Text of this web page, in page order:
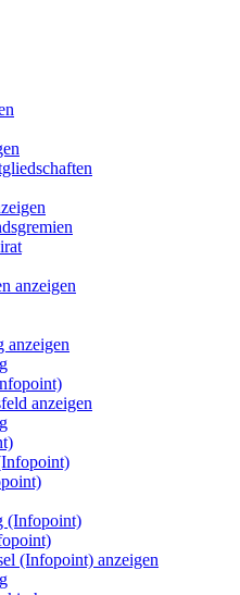
anzeigen
anzeigen
anzeigen
(Infopoint)
(Infopoint) anzeigen